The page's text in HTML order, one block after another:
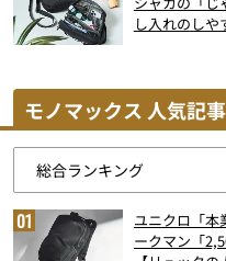
し入れのしや
モノマックス 人気記
ユニクロ「本
ークマン「